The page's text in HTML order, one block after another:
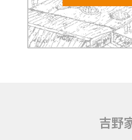
吉野